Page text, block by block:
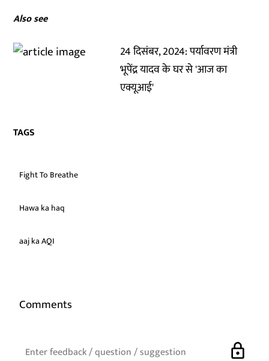
Also see
24 दिसंबर, 2024: पर्यावरण मंत्री
भूपेंद्र यादव के घर से 'आज का
एक्यूआई'
TAGS
Fight To Breathe
Hawa ka haq
aaj ka AQI
Comments
lock